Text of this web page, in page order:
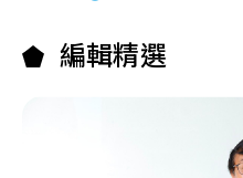
編輯精選